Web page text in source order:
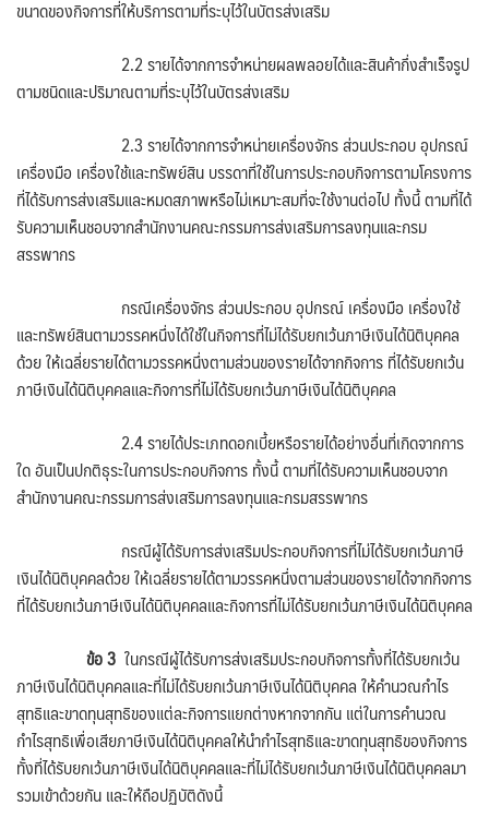
ขนาดของกิจการที่ให้บริการตามที่ระบุไว้ในบัตรส่งเสริม
2.2 รายได้จากการจำหน่ายผลพลอยได้และสินค้ากึ่งสำเร็จรูป
ตามชนิดและปริมาณตามที่ระบุไว้ในบัตรส่งเสริม
2.3 รายได้จากการจำหน่ายเครื่องจักร ส่วนประกอบ อุปกรณ์
เครื่องมือ เครื่องใช้และทรัพย์สิน บรรดาที่ใช้ในการประกอบกิจการตามโครงการ
ที่ได้รับการส่งเสริมและหมดสภาพหรือไม่เหมาะสมที่จะใช้งานต่อไป ทั้งนี้ ตามที่ได้
รับความเห็นชอบจากสำนักงานคณะกรรมการส่งเสริมการลงทุนและกรม
สรรพากร
กรณีเครื่องจักร ส่วนประกอบ อุปกรณ์ เครื่องมือ เครื่องใช้
และทรัพย์สินตามวรรคหนึ่งได้ใช้ในกิจการที่ไม่ได้รับยกเว้นภาษีเงินได้นิติบุคคล
ด้วย ให้เฉลี่ยรายได้ตามวรรคหนึ่งตามส่วนของรายได้จากกิจการ ที่ได้รับยกเว้น
ภาษีเงินได้นิติบุคคลและกิจการที่ไม่ได้รับยกเว้นภาษีเงินได้นิติบุคคล
2.4 รายได้ประเภทดอกเบี้ยหรือรายได้อย่างอื่นที่เกิดจากการ
ใด อันเป็นปกติธุระในการประกอบกิจการ ทั้งนี้ ตามที่ได้รับความเห็นชอบจาก
สำนักงานคณะกรรมการส่งเสริมการลงทุนและกรมสรรพากร
กรณีผู้ได้รับการส่งเสริมประกอบกิจการที่ไม่ได้รับยกเว้นภาษี
เงินได้นิติบุคคลด้วย ให้เฉลี่ยรายได้ตามวรรคหนึ่งตามส่วนของรายได้จากกิจการ
ที่ได้รับยกเว้นภาษีเงินได้นิติบุคคลและกิจการที่ไม่ได้รับยกเว้นภาษีเงินได้นิติบุคคล
ข้อ3 ในกรณีผู้ได้รับการส่งเสริมประกอบกิจการทั้งที่ได้รับยกเว้น
ภาษีเงินได้นิติบุคคลและที่ไม่ได้รับยกเว้นภาษีเงินได้นิติบุคคล ให้คำนวณกำไร
สุทธิและขาดทุนสุทธิของแต่ละกิจการแยกต่างหากจากกัน แต่ในการคำนวณ
กำไรสุทธิเพื่อเสียภาษีเงินได้นิติบุคคลให้นำกำไรสุทธิและขาดทุนสุทธิของกิจการ
ทั้งที่ได้รับยกเว้นภาษีเงินได้นิติบุคคลและที่ไม่ได้รับยกเว้นภาษีเงินได้นิติบุคคลมา
รวมเข้าด้วยกัน และให้ถือปฏิบัติดังนี้